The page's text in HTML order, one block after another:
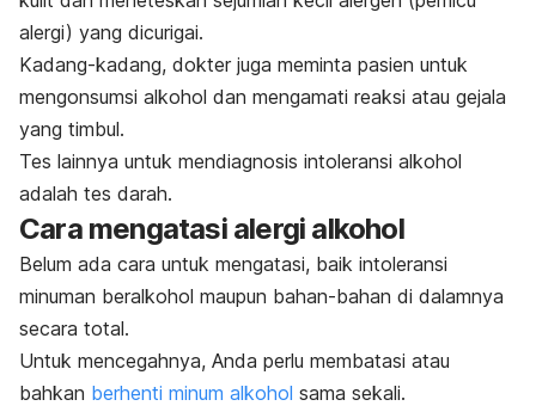
alergi) yang dicurigai.
Kadang-kadang, dokter juga meminta pasien untuk
mengonsumsi alkohol dan mengamati reaksi atau gejala
yang timbul.
Tes lainnya untuk mendiagnosis intoleransi alkohol
adalah tes darah.
Cara mengatasi alergi alkohol
Belum ada cara untuk mengatasi, baik intoleransi
minuman beralkohol maupun bahan-bahan di dalamnya
secara total.
Untuk mencegahnya, Anda perlu membatasi atau
bahkan berhenti minum alkohol sama sekali.